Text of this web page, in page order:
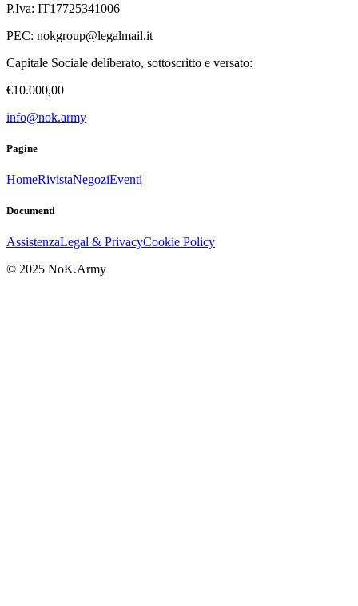
P.Iva: IT17725341006
PEC: nokgroup@legalmail.it
Capitale Sociale deliberato, sottoscritto e versato:
€10.000,00
info@nok.army
Pagine
HomeRivistaNegoziEventi
Documenti
AssistenzaLegal & PrivacyCookie Policy
© 2025 NoK.Army